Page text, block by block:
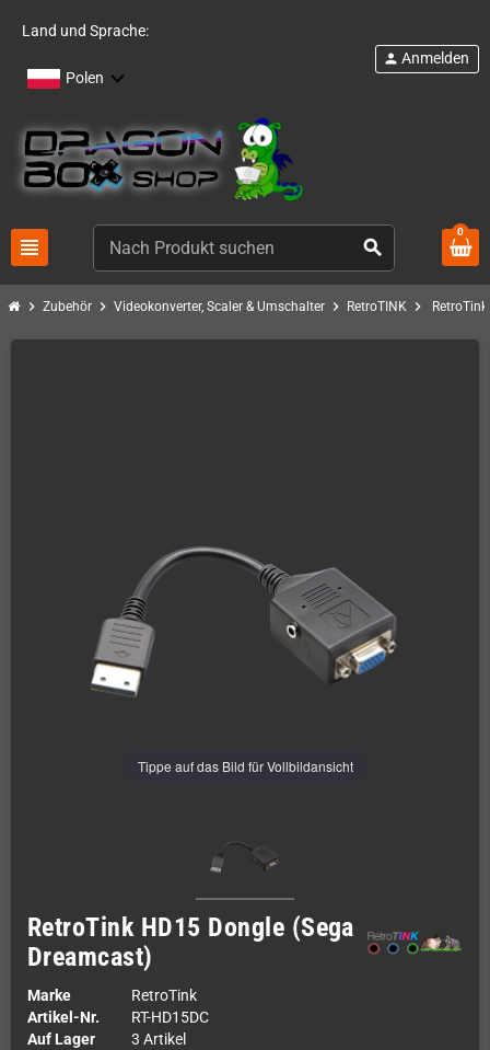
Land und Sprache:
Polen
view_headline search
person Anmelden
0
chevron_right Zubehör chevron_right Videokonverter, Scaler & Umschalter chevron_right RetroTINK chevron_right
Tippe auf das Bild für Vollbildansicht
RetroTink HD15 Dongle (Sega
Dreamcast)
Marke
RetroTink
Artikel-Nr.
RT-HD15DC
Auf Lager
3 Artikel